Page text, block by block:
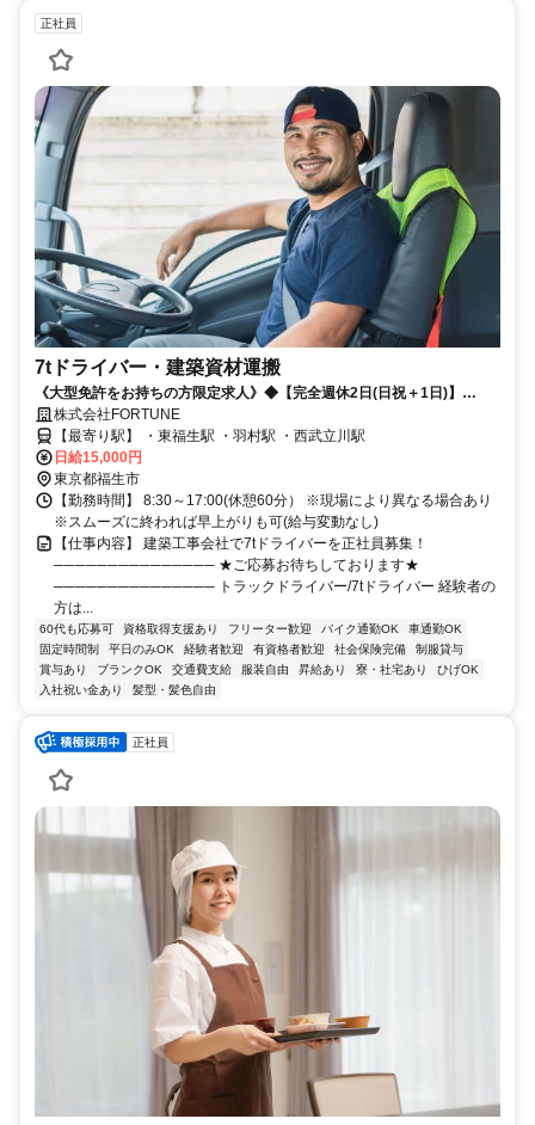
正社員
7tドライバー・建築資材運搬
《大型免許をお持ちの方限定求人》◆【完全週休2日(日祝＋1日)】
or【日祝休み】を選べる◆長距離配送なし◆日勤のみ◆早上がりあり
株式会社FORTUNE
【最寄り駅】 ・東福生駅 ・羽村駅 ・西武立川駅
日給15,000円
東京都福生市
【勤務時間】 8:30～17:00(休憩60分） ※現場により異なる場合あり
※スムーズに終われば早上がりも可(給与変動なし)
【仕事内容】 建築工事会社で7tドライバーを正社員募集！
─────────────── ★ご応募お待ちしております★
─────────────── トラックドライバー/7tドライバー 経験者の
方は...
60代も応募可 資格取得支援あり フリーター歓迎 バイク通勤OK
車通勤OK
固定時間制
平日のみOK 経験者歓迎 有資格者歓迎 社会保険完備
制服貸与
賞与あり
ブランクOK 交通費支給 服装自由 昇給あり 寮・社宅あり
ひげOK
入社祝い金あり
髪型・髪色自由
正社員